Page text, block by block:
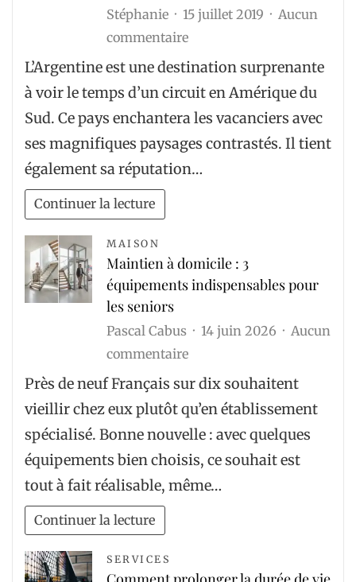
Stéphanie 15 juillet 2019
Aucun
commentairesur
Quelques
sites
qui
impressionneront
les
vert
L’Argentine est une destination surprenante
à voir le temps d’un circuit en Amérique du
Sud. Ce pays enchantera les vacanciers avec
ses magnifiques paysages contrastés. Il tient
également sa réputation…
Continuer la lecture
MAISON
Maintien à domicile : 3
équipements indispensables pour
les seniors
Pascal Cabus 14 juin 2026
Aucun
commentairesur
Maintien
domicile
:
3
équipements
Près de neuf Français sur dix souhaitent
vieillir chez eux plutôt qu’en établissement
spécialisé. Bonne nouvelle : avec quelques
équipements bien choisis, ce souhait est
tout à fait réalisable, même…
Continuer la lecture
SERVICES